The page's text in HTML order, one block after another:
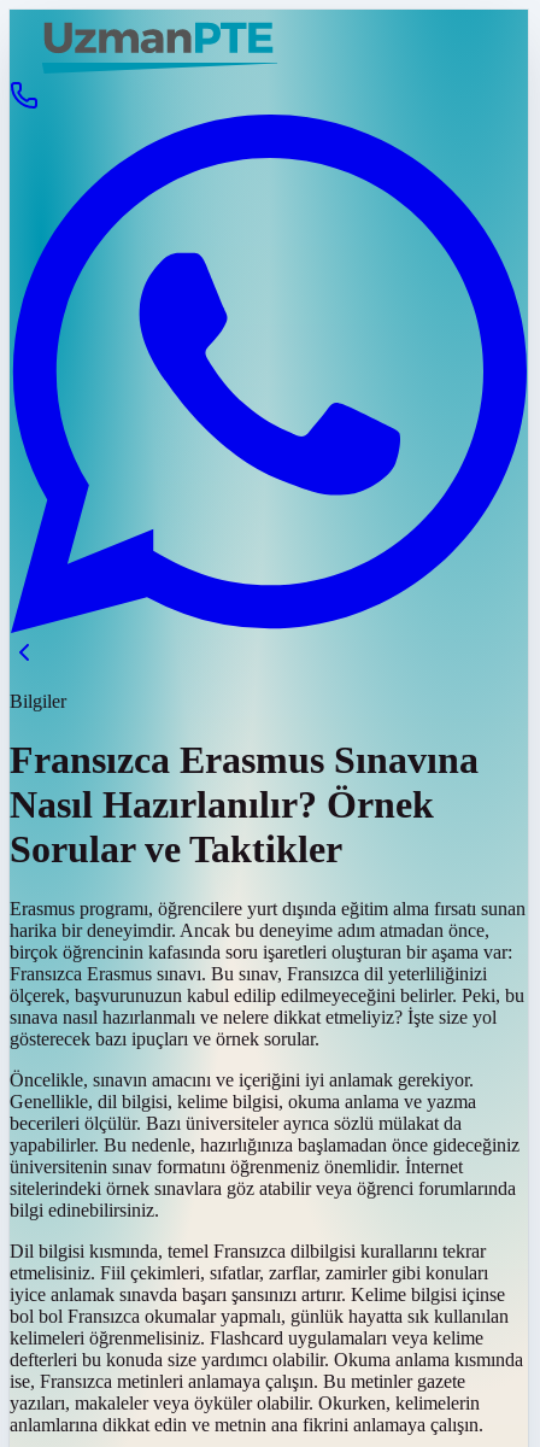
Bilgiler
Fransızca Erasmus Sınavına
Nasıl Hazırlanılır? Örnek
Sorular ve Taktikler
Erasmus programı, öğrencilere yurt dışında eğitim alma fırsatı sunan
harika bir deneyimdir. Ancak bu deneyime adım atmadan önce,
birçok öğrencinin kafasında soru işaretleri oluşturan bir aşama var:
Fransızca Erasmus sınavı. Bu sınav, Fransızca dil yeterliliğinizi
ölçerek, başvurunuzun kabul edilip edilmeyeceğini belirler. Peki, bu
sınava nasıl hazırlanmalı ve nelere dikkat etmeliyiz? İşte size yol
gösterecek bazı ipuçları ve örnek sorular.
Öncelikle, sınavın amacını ve içeriğini iyi anlamak gerekiyor.
Genellikle, dil bilgisi, kelime bilgisi, okuma anlama ve yazma
becerileri ölçülür. Bazı üniversiteler ayrıca sözlü mülakat da
yapabilirler. Bu nedenle, hazırlığınıza başlamadan önce gideceğiniz
üniversitenin sınav formatını öğrenmeniz önemlidir. İnternet
sitelerindeki örnek sınavlara göz atabilir veya öğrenci forumlarında
bilgi edinebilirsiniz.
Dil bilgisi kısmında, temel Fransızca dilbilgisi kurallarını tekrar
etmelisiniz. Fiil çekimleri, sıfatlar, zarflar, zamirler gibi konuları
iyice anlamak sınavda başarı şansınızı artırır. Kelime bilgisi içinse
bol bol Fransızca okumalar yapmalı, günlük hayatta sık kullanılan
kelimeleri öğrenmelisiniz. Flashcard uygulamaları veya kelime
defterleri bu konuda size yardımcı olabilir. Okuma anlama kısmında
ise, Fransızca metinleri anlamaya çalışın. Bu metinler gazete
yazıları, makaleler veya öyküler olabilir. Okurken, kelimelerin
anlamlarına dikkat edin ve metnin ana fikrini anlamaya çalışın.